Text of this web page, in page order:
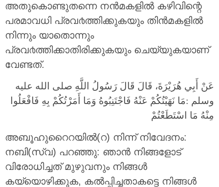
അതുകൊണ്ടുതന്നെ നന്‍മകളില്‍ കഴിവിന്റെ
പരമാവധി പ്രവ൪ത്തിക്കുകയും തിന്‍മകളില്‍
നിന്നും യാതൊന്നും
പ്രവ൪ത്തിക്കാതിരിക്കുകയും ചെയ്യുകയാണ്
വേണ്ടത്.
عَنْ أَبِي هُرَيْرَةَ، قَالَ قَالَ رَسُولُ اللَّهِ صلى الله عليه
وسلم ‏:مَا نَهَيْتُكُمْ عَنْهُ فَاجْتَنِبُوهُ وَمَا أَمَرْتُكُمْ بِهِ فَافْعَلُوا
مِنْهُ مَا اسْتَطَعْتُمْ
അബൂഹുറൈറയില്‍(റ) നിന്ന് നിവേദനം:
നബി(സ്വ) പറഞ്ഞു: ഞാന്‍ നിങ്ങളോട്
വിരോധിച്ചത് മുഴുവനും നിങ്ങള്‍
കയ്യൊഴിക്കുക, കല്‍പ്പിച്ചതാകട്ടെ നിങ്ങള്‍